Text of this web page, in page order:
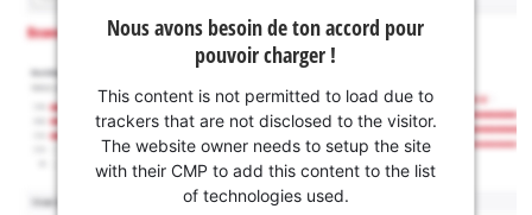
Nous avons besoin de ton accord pour
pouvoir charger !
This content is not permitted to load due to
trackers that are not disclosed to the visitor.
The website owner needs to setup the site
with their CMP to add this content to the list
of technologies used.